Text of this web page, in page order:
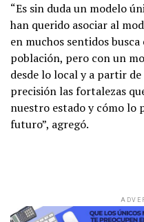
“Es sin duda un modelo
han querido asociar al
en muchos sentidos
población, pero con un
desde lo local y a partir
precisión las fortalezas
nuestro estado y cómo lo
futuro”, agregó.